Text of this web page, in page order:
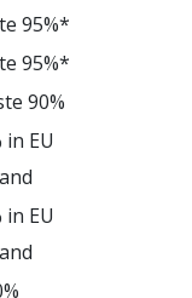
95%*
95%*
90%
in EU
in EU